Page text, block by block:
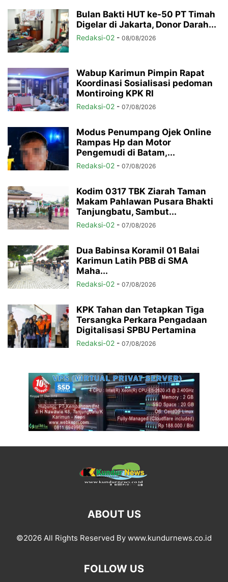
Bulan Bakti HUT ke-50 PT Timah
Digelar di Jakarta, Donor Darah...
Redaksi-02 - 08/08/2026
Wabup Karimun Pimpin Rapat
Koordinasi Sosialisasi pedoman
Montiroing KPK RI
Redaksi-02 - 07/08/2026
Modus Penumpang Ojek Online
Rampas Hp dan Motor
Pengemudi di Batam,...
Redaksi-02 - 07/08/2026
Kodim 0317 TBK Ziarah Taman
Makam Pahlawan Pusara Bhakti
Tanjungbatu, Sambut...
Redaksi-02 - 07/08/2026
Dua Babinsa Koramil 01 Balai
Karimun Latih PBB di SMA
Maha...
Redaksi-02 - 07/08/2026
KPK Tahan dan Tetapkan Tiga
Tersangka Perkara Pengadaan
Digitalisasi SPBU Pertamina
Redaksi-02 - 07/08/2026
ABOUT US
©2026 All Rights Reserved By www.kundurnews.co.id
FOLLOW US